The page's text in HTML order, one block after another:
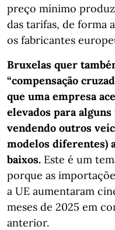
preço mínimo
das tarifas, de forma
os fabricantes
Bruxelas quer
“compensação
que uma empresa
elevados para
vendendo outros
modelos diferentes)
baixos. Este é um
porque as
a UE aumentaram
meses de 2025 em
anterior.